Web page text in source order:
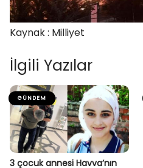
Kaynak : Milliyet
İlgili Yazılar
GÜNDEM
3 çocuk annesi Havva’nın